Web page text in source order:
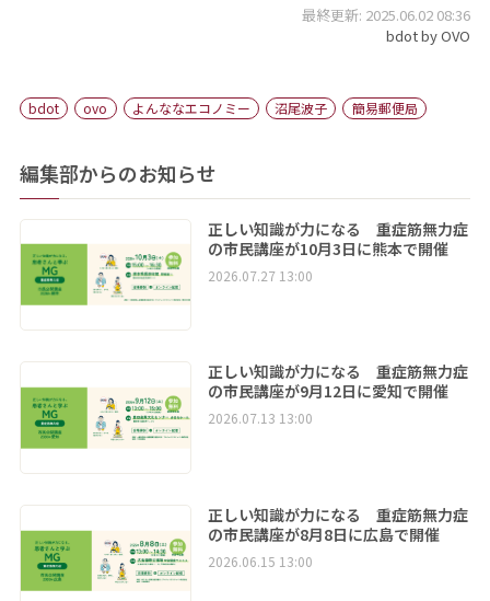
最終更新: 2025.06.02 08:36
bdot by OVO
bdot ovo よんななエコノミー 沼尾波子 簡易郵便局
編集部からのお知らせ
正しい知識が力になる 重症筋無力症
の市民講座が10月3日に熊本で開催
2026.07.27 13:00
正しい知識が力になる 重症筋無力症
の市民講座が9月12日に愛知で開催
2026.07.13 13:00
正しい知識が力になる 重症筋無力症
の市民講座が8月8日に広島で開催
2026.06.15 13:00